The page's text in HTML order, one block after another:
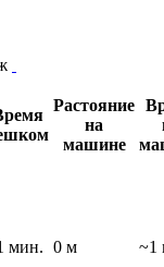
Растояние
на
машине
мин. 0 м
~1